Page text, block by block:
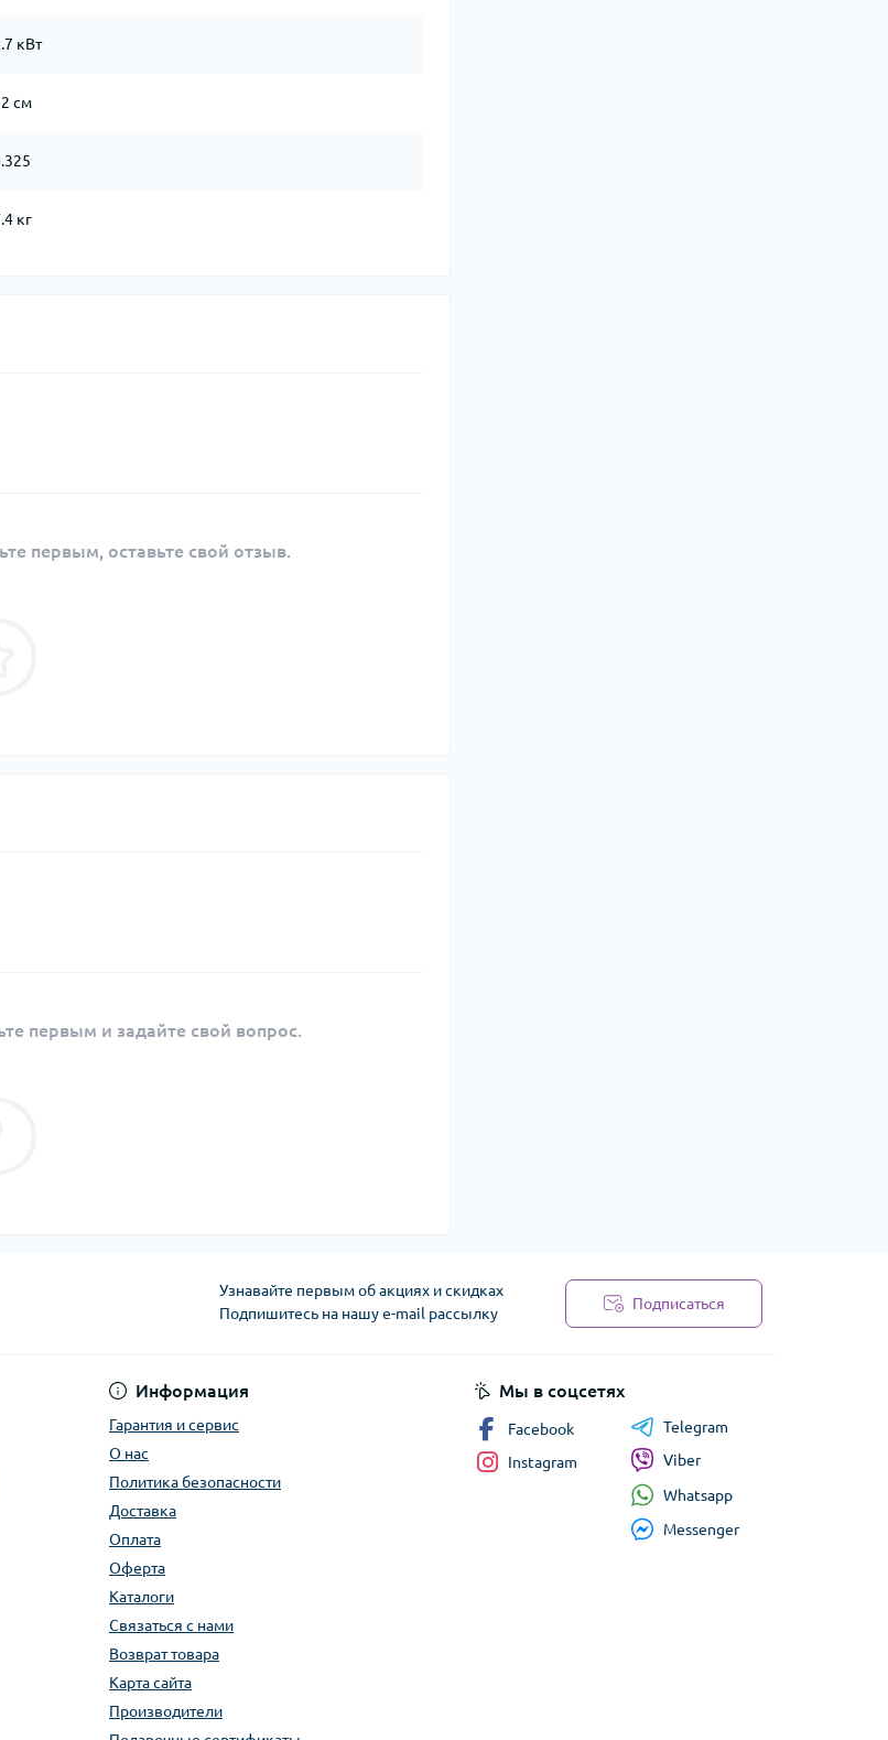
кВт
см
кг
первым, оставьте свой отзыв.
первым и задайте свой вопрос.
Узнавайте первым об акциях и скидках
Подпишитесь на нашу e-mail рассылку
Подписаться
Информация
Гарантия и сервис
О нас
Политика безопасности
Доставка
Оплата
Оферта
Каталоги
Связаться с нами
Возврат товара
Карта сайта
Производители
Мы в соцсетях
Facebook
Instagram
Telegram
Viber
Whatsapp
Messenger